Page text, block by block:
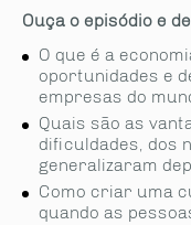
Ouça o episódio e
O que é a
oportunidades e
empresas do
Quais são as
dificuldades, dos
generalizaram
Como criar uma
quando as